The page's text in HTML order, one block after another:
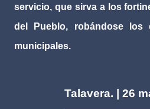
servicio, que sirva a los
del Pueblo, robándose los
municipales.
Talavera. | 26